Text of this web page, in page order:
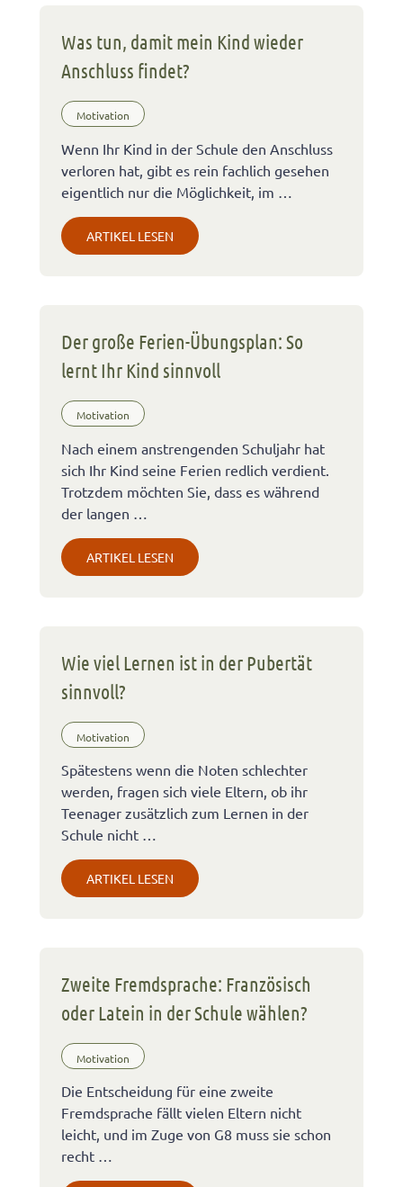
Was tun, damit mein Kind wieder
Anschluss findet?
Motivation
Wenn Ihr Kind in der Schule den Anschluss
verloren hat, gibt es rein fachlich gesehen
eigentlich nur die Möglichkeit, im …
ARTIKEL LESEN
Der große Ferien-Übungsplan: So
lernt Ihr Kind sinnvoll
Motivation
Nach einem anstrengenden Schuljahr hat
sich Ihr Kind seine Ferien redlich verdient.
Trotzdem möchten Sie, dass es während
der langen …
ARTIKEL LESEN
Wie viel Lernen ist in der Pubertät
sinnvoll?
Motivation
Spätestens wenn die Noten schlechter
werden, fragen sich viele Eltern, ob ihr
Teenager zusätzlich zum Lernen in der
Schule nicht …
ARTIKEL LESEN
Zweite Fremdsprache: Französisch
oder Latein in der Schule wählen?
Motivation
Die Entscheidung für eine zweite
Fremdsprache fällt vielen Eltern nicht
leicht, und im Zuge von G8 muss sie schon
recht …